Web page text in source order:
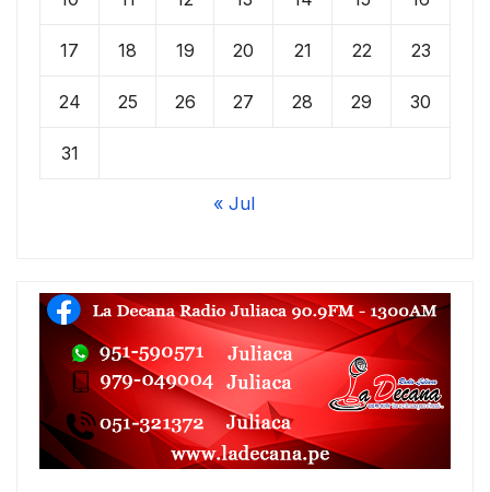
17 18 19 20 21 22 23
24 25 26 27 28 29 30
31
« Jul